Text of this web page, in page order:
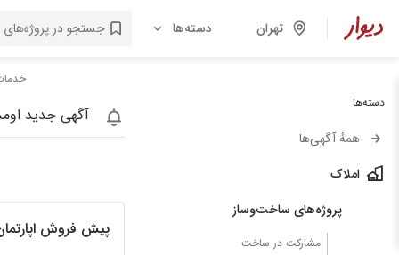
تهران دسته‌ها
دسته‌ها
همهٔ آگهی‌ها
املاک
پروژه‌های ساخت‌وساز
مشارکت در ساخت
آگهی جدید
پیش فروش